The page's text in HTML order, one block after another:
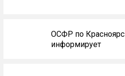
ОСФР по
информирует